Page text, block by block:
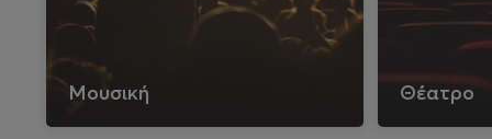
Μουσική Θέατρο